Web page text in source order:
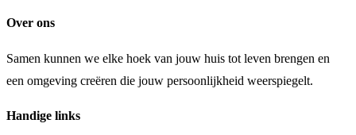
Over ons
Samen kunnen we elke hoek van jouw huis tot leven brengen en
een omgeving creëren die jouw persoonlijkheid weerspiegelt.
Handige links